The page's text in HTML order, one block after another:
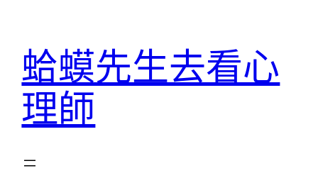
蛤蟆先生去看心
理師